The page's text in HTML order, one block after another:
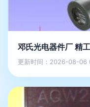
邓氏光电器件厂 精
更新时间：2026-08-06